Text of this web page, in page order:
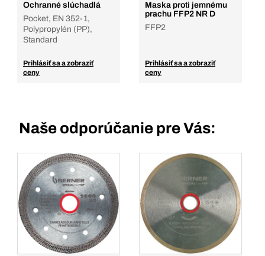
Ochranné slúchadlá
Pocket, EN 352-1,
Polypropylén (PP),
Standard
Prihlásiť sa a zobraziť
ceny
Maska proti jemnému
prachu FFP2 NR D
FFP2
Prihlásiť sa a zobraziť
ceny
Naše odporúčanie pre Vás: